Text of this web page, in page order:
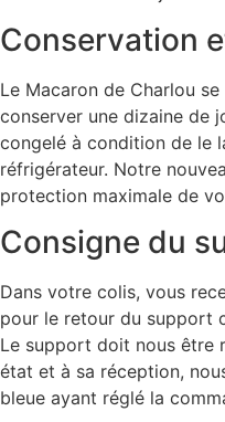
Conservation
Le Macaron de Charlou
conserver une dizaine de
congelé à condition de le
réfrigérateur. Notre
protection maximale de
Consigne du
Dans votre colis, vous
pour le retour du support
Le support doit nous être
état et à sa réception,
bleue ayant réglé la